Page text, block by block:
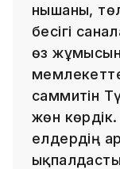
нышаны,
бесігі
өз жұмысын
саммитін
жөн
елдердің